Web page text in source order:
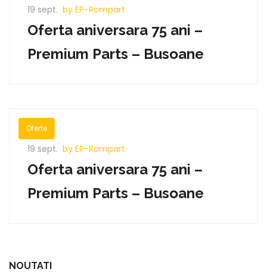
19 sept. by EP-Rompart
Oferta aniversara 75 ani –
Premium Parts – Busoane
Oferte
19 sept. by EP-Rompart
Oferta aniversara 75 ani –
Premium Parts – Busoane
NOUTATI